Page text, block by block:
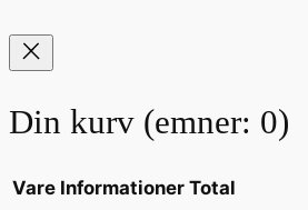
Din kurv (emner: 0)
Vare Informationer Total